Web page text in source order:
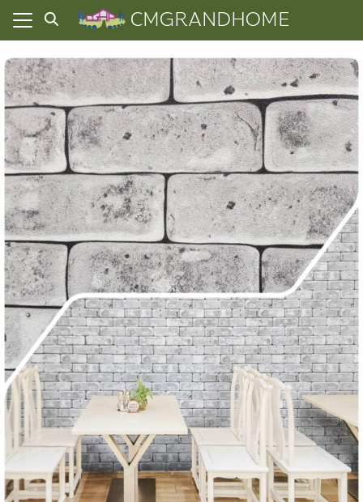
Skip
CMGRANDHOME
ความเป็นส่วนตัว
งหมด
ที่ผ่านมา
รา